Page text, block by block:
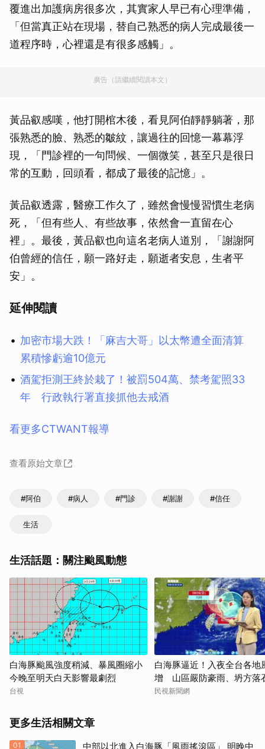
覆進出加護病房很多次，其實家人早已有心理準備，
「但當真正站在現場，替自己熟悉的病人完成最後一
道程序時，心裡還是有很多感觸」。
廣告（請繼續閱讀本文）
黃品叡感嘆，他打開棺木後，看見阿伯靜靜躺著，那
張熟悉的臉、熟悉的皺紋，讓過往的回憶一幕幕浮
現，「門診裡的一句問候、一個微笑，甚至只是很日
常的互動，回頭看，都成了最後的記憶」。
黃品叡透露，醫療工作久了，雖然會慢慢習慣生老病
死，「但有些人、有些故事，依然會一直留在心
裡」。最後，黃品叡也向這名老病人道別，「謝謝阿
伯曾經的信任，願一路好走，願逝者安息，生者平
安」。
延伸閱讀
加密市場大跌！「麻吉大哥」以太幣遭全面清算
累積慘虧逾10億元
酒駕拒測王終於栽了！被罰504萬、禁考駕照33
年 行政執行署直接抓他去戒酒
看更多CTWANT報導
查看原始文章
#阿伯 #病人 #門診 #謝謝 #信任
生活
生活話題：關注颱風動態
白海豚颱風強度稍減、暴風圈縮小
今晚至明天白天影響最劇烈
台視
白海豚逼近！入夜全台各地
增 山區嚴防豪雨、坍方落
民視新聞網
更多生活相關文章
01 中部以北進入白海豚「風雨搖滾區」 明晚中